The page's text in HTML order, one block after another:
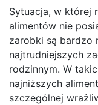
Sytuacja, w której
alimentów nie
zarobki są bardzo
najtrudniejszych
rodzinnym. W
najniższych
szczególnej